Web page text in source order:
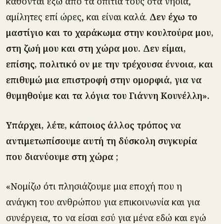
αμίλητες επί ώρες, και είναι καλά. Δεν έχω το
μαστίγιο και το χαράκωμα στην κουλτούρα μου,
στη ζωή μου και στη χώρα μου. Δεν είμαι,
επίσης, πολιτικό ον με την τρέχουσα έννοια, και
επιθυμώ μια επιστροφή στην ομορφιά, για να
θυμηθούμε και τα λόγια του Γιάννη Κουνέλλη».
Υπάρχει, λέτε, κάποιος άλλος τρόπος να
αντιμετωπίσουμε αυτή τη δύσκολη συγκυρία
που διανύουμε στη χώρα ;
«Νομίζω ότι πλησιάζουμε μια εποχή που η
ανάγκη του ανθρώπου για επικοινωνία και για
συνέργεια, το να είσαι εσύ για μένα εδώ και εγώ